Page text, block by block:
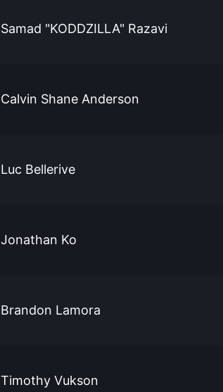
Samad "KODDZILLA" Razavi
Calvin Shane Anderson
Luc Bellerive
Jonathan Ko
Brandon Lamora
Timothy Vukson